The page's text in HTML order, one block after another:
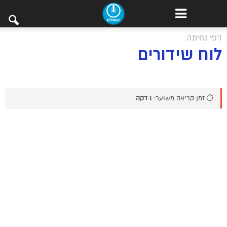
דפי נחיתה
לוח שידורים
⏱️ זמן קריאה משוער: 1 דקה